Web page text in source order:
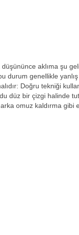
aklıma şu
durum genellikle yanlış
Doğru tekniği
düz bir çizgi halinde
omuz kaldırma gibi